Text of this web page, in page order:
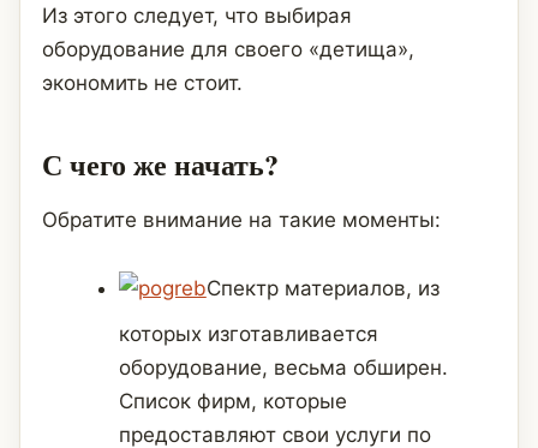
Из этого следует, что выбирая
оборудование для своего «детища»,
экономить не стоит.
С чего же начать?
Обратите внимание на такие моменты:
Спектр материалов, из
которых изготавливается
оборудование, весьма обширен.
Список фирм, которые
предоставляют свои услуги по